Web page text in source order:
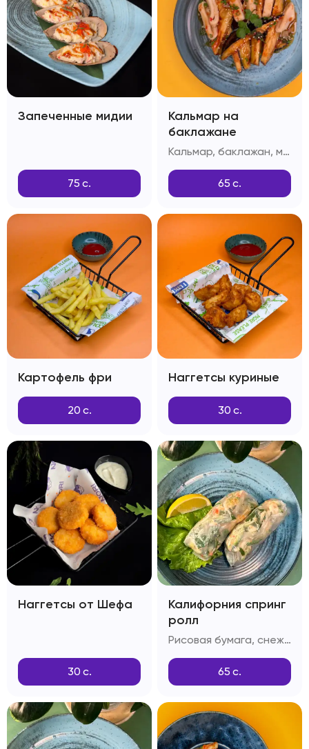
Запеченные мидии
75 с.
Кальмар на
баклажане
Кальмар, баклажан, масло сливочное, зелень, фирменный соус
65 с.
Картофель фри
20 с.
Наггетсы куриные
30 с.
Наггетсы от Шефа
30 с.
Калифорния спринг
ролл
Рисовая бумага, снежный краб, огурец, тобико
65 с.